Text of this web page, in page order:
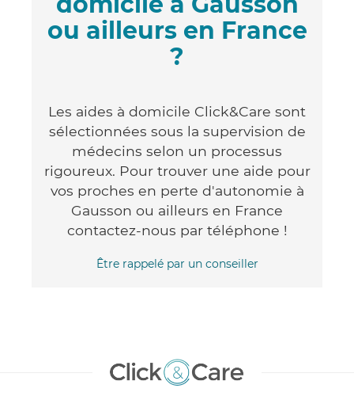
ou ailleurs en France
?
Les aides à domicile Click&Care sont
sélectionnées sous la supervision de
médecins selon un processus
rigoureux. Pour trouver une aide pour
vos proches en perte d'autonomie à
Gausson ou ailleurs en France
contactez-nous par téléphone !
Être rappelé par un conseiller